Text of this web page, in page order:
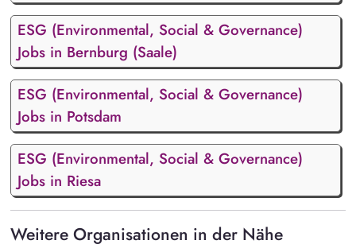
ESG (Environmental, Social & Governance)
Jobs in Bernburg (Saale)
ESG (Environmental, Social & Governance)
Jobs in Potsdam
ESG (Environmental, Social & Governance)
Jobs in Riesa
Weitere Organisationen in der Nähe